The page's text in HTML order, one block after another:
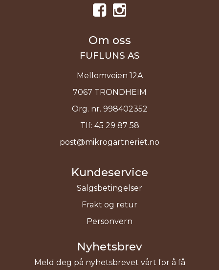
Om oss
FUFLUNS AS
Mellomveien 12A
7067 TRONDHEIM
Org. nr. 998402352
Tlf: 45 29 87 58
post@mikrogartneriet.no
Kundeservice
Salgsbetingelser
Frakt og retur
Personvern
Nyhetsbrev
Meld deg på nyhetsbrevet vårt for å få